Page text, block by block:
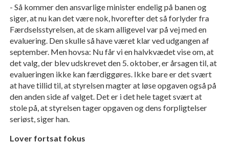
- Så kommer den ansvarlige minister endelig på banen og
siger, at nu kan det være nok, hvorefter det så forlyder fra
Færdselsstyrelsen, at de skam alligevel var på vej med en
evaluering. Den skulle så have været klar ved udgangen af
september. Men hovsa: Nu får vi en halvkvædet vise om, at
det valg, der blev udskrevet den 5. oktober, er årsagen til, at
evalueringen ikke kan færdiggøres. Ikke bare er det svært
at have tillid til, at styrelsen magter at løse opgaven også på
den anden side af valget. Det er i det hele taget svært at
stole på, at styrelsen tager opgaven og dens forpligtelser
seriøst, siger han.
Lover fortsat fokus